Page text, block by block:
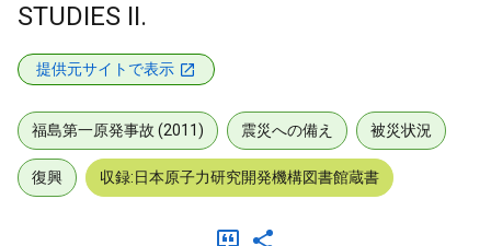
STUDIES II.
提供元サイトで表示
福島第一原発事故 (2011) 震災への備え 被災状況
復興 収録:日本原子力研究開発機構図書館蔵書